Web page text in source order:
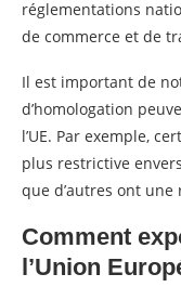
réglementations
de commerce et de
Il est important de
d’homologation
l’UE. Par exemple,
plus restrictive
que d’autres ont
Comment
l’Union